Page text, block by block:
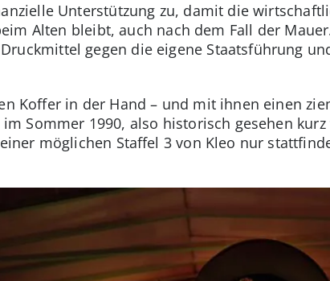
Unterstützung zu, damit die
Alten bleibt, auch nach dem Fall der
gegen die eigene Staatsführung
Koffer in der Hand – und mit ihnen einen
Sommer 1990, also historisch gesehen
möglichen Staffel 3 von Kleo nur